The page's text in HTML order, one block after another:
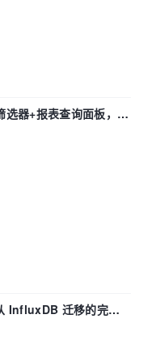
器+报表查询面板，参
InfluxDB 迁移的完整